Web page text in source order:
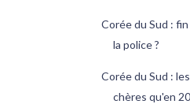
Corée du Sud :
la police ?
Corée du Sud :
chères qu'en